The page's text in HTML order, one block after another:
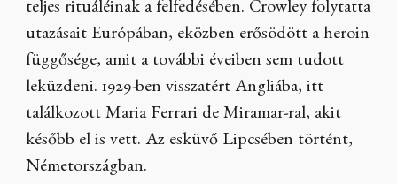
teljes rituáléinak a felfedésében. Crowley folytatta
utazásait Európában, eközben erősödött a heroin
függősége, amit a további éveiben sem tudott
leküzdeni. 1929-ben visszatért Angliába, itt
találkozott Maria Ferrari de Miramar-ral, akit
később el is vett. Az esküvő Lipcsében történt,
Németországban.